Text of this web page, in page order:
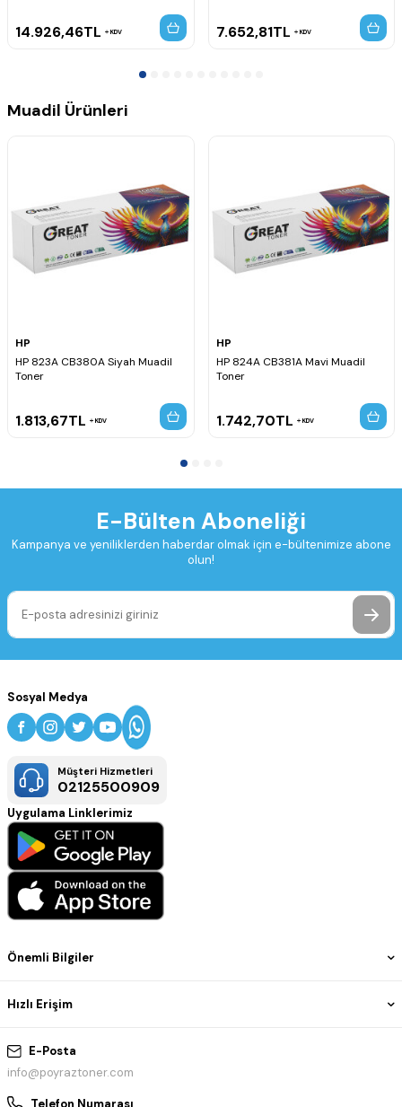
14.926,46TL KDV 7.652,81TL KDV
Muadil Ürünleri
HP
HP 823A CB380A Siyah Muadil
Toner
1.813,67TL KDV
HP
HP 824A CB381A Mavi Muadil
Toner
1.742,70TL KDV
E-Bülten Aboneliği
Kampanya ve yeniliklerden haberdar olmak için e-bültenimize abone
olun!
E-Posta
info@poyraztoner.com
Telefon Numarası
Önemli Bilgiler
Hızlı Erişim
Sosyal Medya
Müşteri Hizmetleri
02125500909
Uygulama Linklerimiz